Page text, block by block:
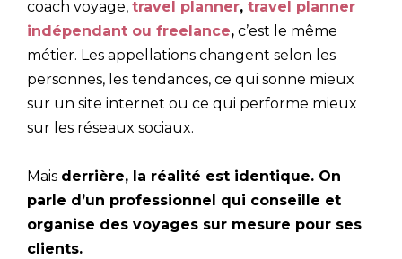
coach voyage, travel planner, travel planner
indépendant ou freelance, c’est le même
métier. Les appellations changent selon les
personnes, les tendances, ce qui sonne mieux
sur un site internet ou ce qui performe mieux
sur les réseaux sociaux.
Mais derrière, la réalité est identique. On
parle d’un professionnel qui conseille et
organise des voyages sur mesure pour ses
clients.